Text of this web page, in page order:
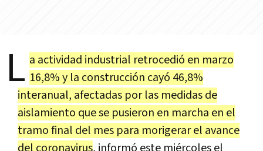
L a actividad industrial retrocedió en marzo
16,8% y la construcción cayó 46,8%
interanual, afectadas por las medidas de
aislamiento que se pusieron en marcha en el
tramo final del mes para morigerar el avance